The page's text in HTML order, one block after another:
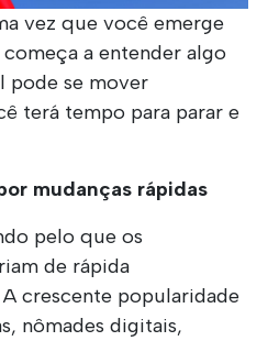
vez que você emerge
a entender algo
pode se mover
terá tempo para parar e
mudanças rápidas
pelo que os
de rápida
crescente popularidade
nômades digitais,